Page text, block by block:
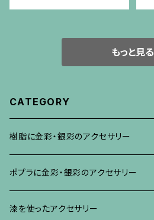
もっと見る
CATEGORY
樹脂に金彩・銀彩のアクセサリー
ブローチ
イヤリング・ピアス
ポプラに金彩・銀彩のアクセサリー
ブローチ
漆を使ったアクセサリー